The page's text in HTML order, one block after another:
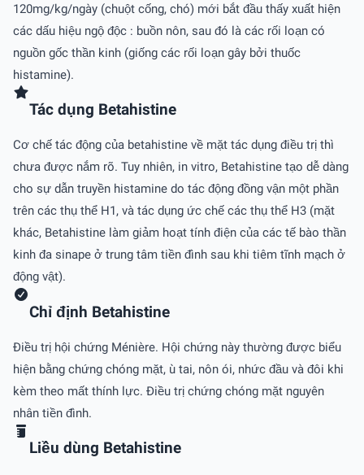
120mg/kg/ngày (chuột cống, chó) mới bắt đầu thấy xuất hiện
các dấu hiệu ngộ độc : buồn nôn, sau đó là các rối loạn có
nguồn gốc thần kinh (giống các rối loạn gây bởi thuốc
histamine).
Tác dụng Betahistine
Cơ chế tác động của betahistine về mặt tác dụng điều trị thì
chưa được nắm rõ. Tuy nhiên, in vitro, Betahistine tạo dễ dàng
cho sự dẫn truyền histamine do tác động đồng vận một phần
trên các thụ thể H1, và tác dụng ức chế các thụ thể H3 (mặt
khác, Betahistine làm giảm hoạt tính điện của các tế bào thần
kinh đa sinape ở trung tâm tiền đình sau khi tiêm tĩnh mạch ở
động vật).
Chỉ định Betahistine
Ðiều trị hội chứng Ménière. Hội chứng này thường được biểu
hiện bằng chứng chóng mặt, ù tai, nôn ói, nhức đầu và đôi khi
kèm theo mất thính lực. Ðiều trị chứng chóng mặt nguyên
nhân tiền đình.
Liều dùng Betahistine